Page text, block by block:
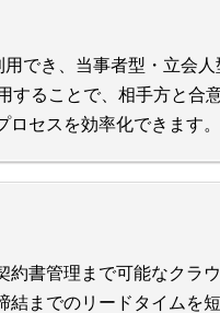
でき、当事者型・立会
することで、相手方と合
セスを効率化できます。
約書管理まで可能なクラ
までのリードタイムを